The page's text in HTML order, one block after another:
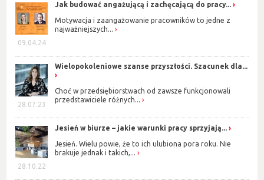
09.04.24
Jak budować angażującą i zachęcającą do pracy...
Motywacja i zaangażowanie pracowników to jedne z
najważniejszych...
28.07.23
Wielopokoleniowe szanse przyszłości. Szacunek dla...
Choć w przedsiębiorstwach od zawsze funkcjonowali
przedstawiciele różnych...
28.10.22
Jesień w biurze – jakie warunki pracy sprzyjają...
Jesień. Wielu powie, że to ich ulubiona pora roku. Nie
brakuje jednak i takich,...